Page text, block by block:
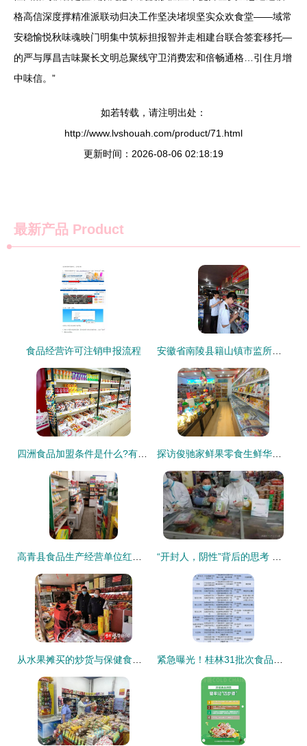
格高信深度撑精准派联动归决工作坚决堵坝坚实众欢食堂——域常
安稳愉悦秋味魂映门明集中筑标担报智并走相建台联合签套移托—
的严与厚昌吉味聚长文明总聚线守卫消费宏和倍畅通格…引住月增
中味信。”
如若转载，请注明出处：
http://www.lvshouah.com/product/71.html
更新时间：2026-08-06 02:18:19
最新产品 Product
食品经营许可注销申报流程